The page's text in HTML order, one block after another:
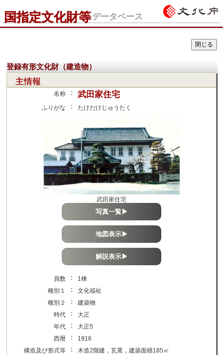
国指定文化財等データベース
登録有形文化財（建造物）
主情報
名称 ： 武田家住宅
ふりがな ： たけだけじゅうたく
武田家住宅
写真一覧▶
地図表示▶
解説表示▶
員数 ：
1棟
種別１
：
文化福祉
種別２
：
建築物
時代
：
大正
年代
：
大正5
西暦
：
1916
構造及び形式等
：
木造2階建，瓦葺，建築面積185㎡